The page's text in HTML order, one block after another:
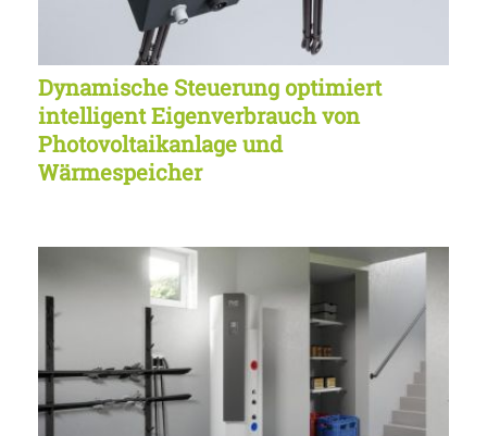
Dynamische Steuerung optimiert
intelligent Eigenverbrauch von
Photovoltaikanlage und
Wärmespeicher